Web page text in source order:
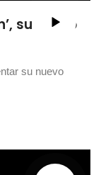
su nuevo
su nuevo